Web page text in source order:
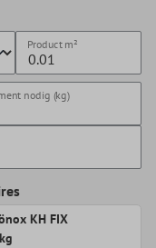
Productm²
nodig (kg)
KH FIX